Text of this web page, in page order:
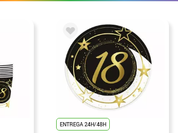
ENTREGA 24H/48H